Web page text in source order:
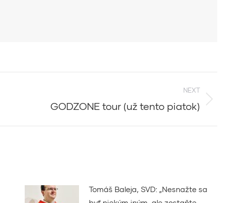
NEXT
GODZONE tour (už tento piatok)
Tomáš Baleja, SVD: „Nesnažte sa